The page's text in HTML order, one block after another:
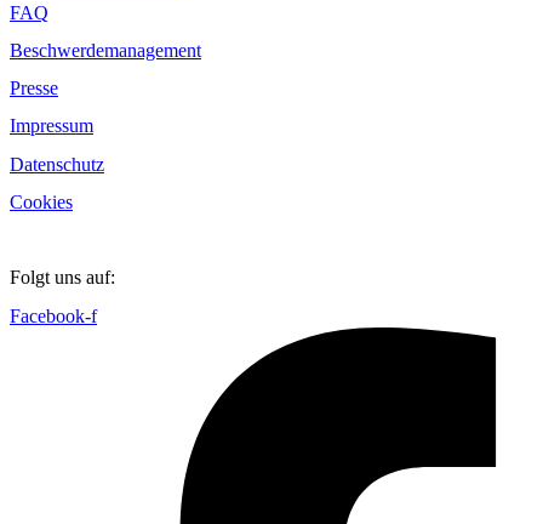
FAQ
Beschwerdemanagement
Presse
Impressum
Datenschutz
Cookies
Folgt uns auf:
Facebook-f